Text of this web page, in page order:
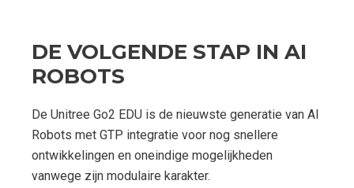
DE VOLGENDE STAP IN AI
ROBOTS
De Unitree Go2 EDU is de nieuwste generatie van AI
Robots met GTP integratie voor nog snellere
ontwikkelingen en oneindige mogelijkheden
vanwege zijn modulaire karakter.